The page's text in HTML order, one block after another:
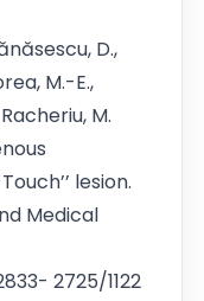
D.,
M.-E.,
M.
lesion.
Medical
2725/1122